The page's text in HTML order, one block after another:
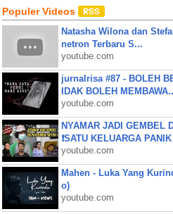
Populer Videos
Natasha Wilona dan
netron Terbaru S...
youtube.com
jurnalrisa #87 - BOLEH
IDAK BOLEH
youtube.com
NYAMAR JADI GEMBEL
❗SATU KELUARGA PANIK
youtube.com
Mahen - Luka Yang
o)
youtube.com